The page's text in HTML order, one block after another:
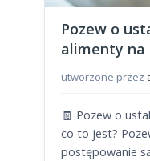
Pozew o
alimenty na
utworzone przez
🧾 Pozew o
co to jest?
postępowanie